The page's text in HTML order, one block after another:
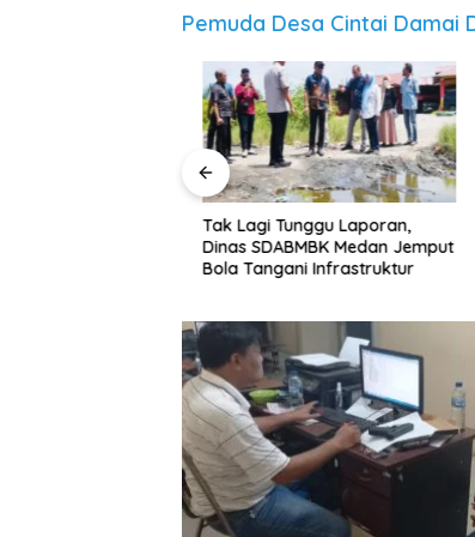
Pemuda Desa Cintai Damai
Tak Lagi Tunggu Laporan,
Dinas SDABMBK Medan Jemput
Bola Tangani Infrastruktur